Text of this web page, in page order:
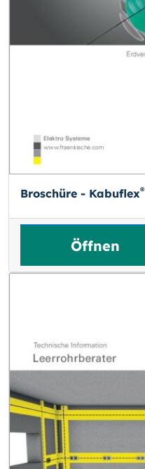
Broschüre - Kabuflex®
Öffnen